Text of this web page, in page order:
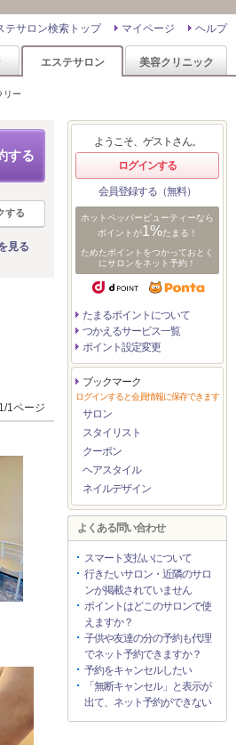
ヘルプ
マイページ
テサロン検索トップ
エステサロン 美容クリニック
リー
する
する
見る
1ページ
ようこそ、ゲストさん。
ログインする
会員登録する（無料）
ホットペッパービューティーなら
ポイントが1%たまる！
ためたポイントをつかっておとく
にサロンをネット予約！
たまるポイントについて
つかえるサービス一覧
ポイント設定変更
ブックマーク
ログインすると会員情報に保存できます
サロン
スタイリスト
クーポン
ヘアスタイル
ネイルデザイン
よくある問い合わせ
スマート支払いについて
行きたいサロン・近隣のサロ
ンが掲載されていません
ポイントはどこのサロンで使
えますか？
子供や友達の分の予約も代理
でネット予約できますか？
予約をキャンセルしたい
「無断キャンセル」と表示が
出て、ネット予約ができない